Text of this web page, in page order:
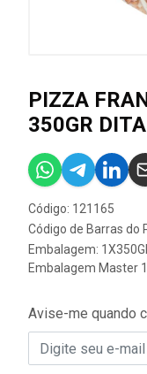
PIZZA
350GR
Código: 121165
Código de Barras do
Embalagem:
Embalagem Master
Avise-me quando